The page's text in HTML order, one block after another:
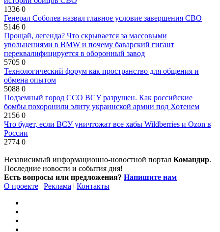
1336 0
Генерал Соболев назвал главное условие завершения СВО
5146 0
Прощай, легенда? Что скрывается за массовыми
увольнениями в BMW и почему баварский гигант
переквалифицируется в оборонный завод
5705 0
Технологический форум как пространство для общения и
обмена опытом
5088 0
Подземный город ССО ВСУ разрушен. Как российские
бомбы похоронили элиту украинской армии под Хотенем
2156 0
Что будет, если ВСУ уничтожат все хабы Wildberries и Ozon в
России
2774 0
Независимый информационно-новостной портал Командир.
Последние новости и события дня!
Есть вопросы или предложения? Напишите нам
О проекте | Реклама | Контакты